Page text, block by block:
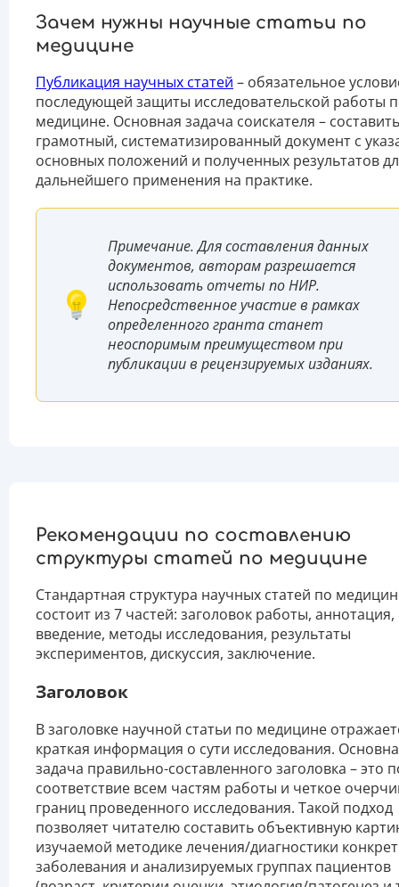
Зачем нужны научные статьи по
медицине
Публикация научных статей – обязательное
последующей защиты исследовательской работы
медицине. Основная задача соискателя – составить
грамотный, систематизированный документ с
основных положений и полученных результатов
дальнейшего применения на практике.
Примечание. Для составления данных
документов, авторам разрешается
использовать отчеты по НИР.
Непосредственное участие в рамках
определенного гранта станет
неоспоримым преимуществом при
публикации в рецензируемых изданиях.
Рекомендации по составлению
структуры статей по медицине
Стандартная структура научных статей по
состоит из 7 частей: заголовок работы, аннотация,
введение, методы исследования, результаты
экспериментов, дискуссия, заключение.
Заголовок
В заголовке научной статьи по медицине
краткая информация о сути исследования.
задача правильно-составленного заголовка – это
соответствие всем частям работы и четкое
границ проведенного исследования. Такой подход
позволяет читателю составить объективную
изучаемой методике лечения/диагностики
заболевания и анализируемых группах пациентов